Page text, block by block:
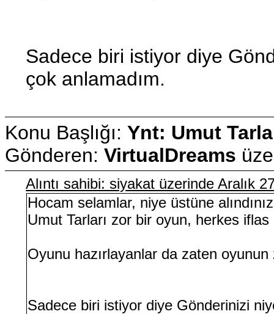
Sadece biri istiyor diye
çok anlamadım.
Konu Başlığı: Ynt: Umut
Gönderen: VirtualDreams
Alıntı sahibi: siyakat üzerinde Aralık
Hocam selamlar, niye üstüne
Umut Tarları zor bir oyun, herkes
Oyunu hazırlayanlar da zaten
Sadece biri istiyor diye Gönderinizi